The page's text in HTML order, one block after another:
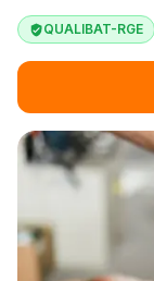
QUALIBAT-RGE